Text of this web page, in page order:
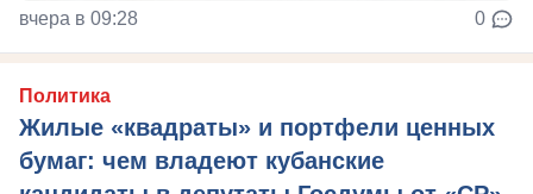
вчера в 09:28 0
Политика
Жилые «квадраты» и портфели ценных
бумаг: чем владеют кубанские